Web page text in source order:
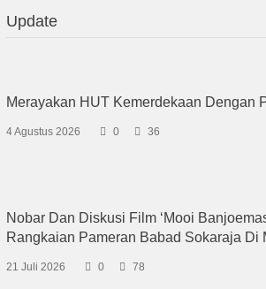
Update
Merayakan HUT Kemerdekaan Dengan
4 Agustus 2026 0 36
Nobar Dan Diskusi Film ‘Mooi
Rangkaian Pameran Babad Sokaraja Di
21 Juli 2026 0 78